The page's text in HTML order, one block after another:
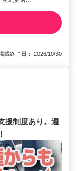
終了日： 2026/10/30
援制度あり。週